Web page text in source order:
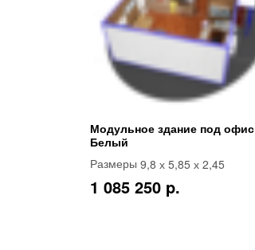
Модульное здание под офис
Белый
Размеры 9,8 х 5,85 х 2,45
1 085 250 p.